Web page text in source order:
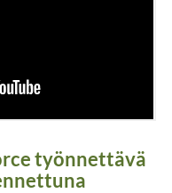
työnnettävä